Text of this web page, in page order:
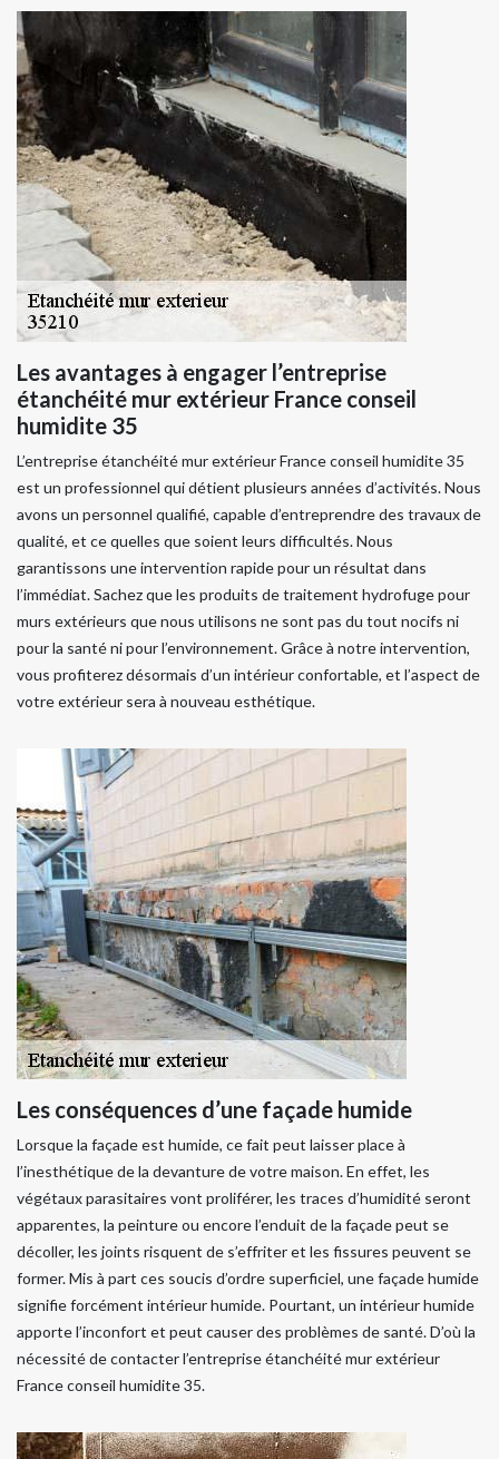
Les avantages à engager l’entreprise
étanchéité mur extérieur France conseil
humidite 35
L’entreprise étanchéité mur extérieur France conseil humidite 35
est un professionnel qui détient plusieurs années d’activités. Nous
avons un personnel qualifié, capable d’entreprendre des travaux de
qualité, et ce quelles que soient leurs difficultés. Nous
garantissons une intervention rapide pour un résultat dans
l’immédiat. Sachez que les produits de traitement hydrofuge pour
murs extérieurs que nous utilisons ne sont pas du tout nocifs ni
pour la santé ni pour l’environnement. Grâce à notre intervention,
vous profiterez désormais d’un intérieur confortable, et l’aspect de
votre extérieur sera à nouveau esthétique.
Les conséquences d’une façade humide
Lorsque la façade est humide, ce fait peut laisser place à
l’inesthétique de la devanture de votre maison. En effet, les
végétaux parasitaires vont proliférer, les traces d’humidité seront
apparentes, la peinture ou encore l’enduit de la façade peut se
décoller, les joints risquent de s’effriter et les fissures peuvent se
former. Mis à part ces soucis d’ordre superficiel, une façade humide
signifie forcément intérieur humide. Pourtant, un intérieur humide
apporte l’inconfort et peut causer des problèmes de santé. D’où la
nécessité de contacter l’entreprise étanchéité mur extérieur
France conseil humidite 35.